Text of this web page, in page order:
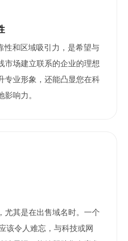
性和区域吸引力，是希望与
市场建立联系的企业的理想
专业形象，还能凸显您在科
响力。
尤其是在出售域名时。一个
该令人难忘，与科技或网